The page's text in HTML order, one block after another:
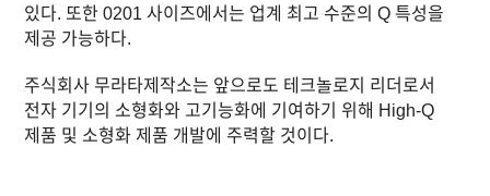
있다. 또한 0201 사이즈에서는 업계 최고 수준의 Q 특성을
제공 가능하다.
주식회사 무라타제작소는 앞으로도 테크놀로지 리더로서
전자 기기의 소형화와 고기능화에 기여하기 위해 High-Q
제품 및 소형화 제품 개발에 주력할 것이다.